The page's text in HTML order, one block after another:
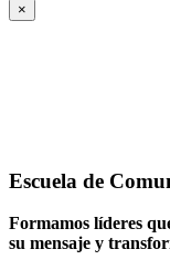
×
Escuela de
Formamos líderes
su mensaje y